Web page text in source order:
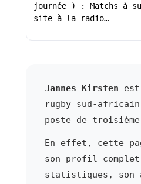
journée ) : Matchs à
site à la radio…
Jannes Kirsten
rugby sud-
poste de
En effet, cette
son profil complet
statistiques, son